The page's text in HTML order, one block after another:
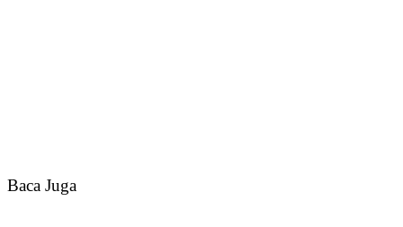
Baca Juga